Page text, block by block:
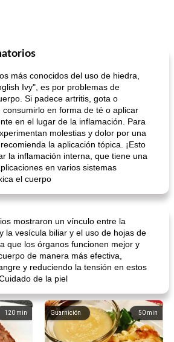
más conocidos del uso de hiedra,
Ivy", es por problemas de
Si padece artritis, gota o
consumirlo en forma de té o aplicar
en el lugar de la inflamación. Para
molestias y dolor por una
la aplicación tópica. ¡Esto
la inflamación interna, que tiene una
en varios sistemas
el cuerpo
mostraron un vínculo entre la
la vesícula biliar y el uso de hojas de
que los órganos funcionen mejor y
de manera más efectiva,
y reduciendo la tensión en estos
de la piel
120 min 50 min
Guarnición